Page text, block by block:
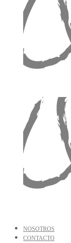
NOSOTROS
CONTACTO